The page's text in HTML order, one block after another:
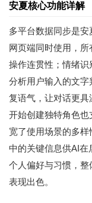
安夏核心功能详解
多平台数据同步是
网页端同时使用，
操作连贯性；情绪
分析用户输入的文
复语气，让对话更
开始创建独特角色
宽了使用场景的多
中的关键信息供AI在
个人偏好与习惯，
表现出色。